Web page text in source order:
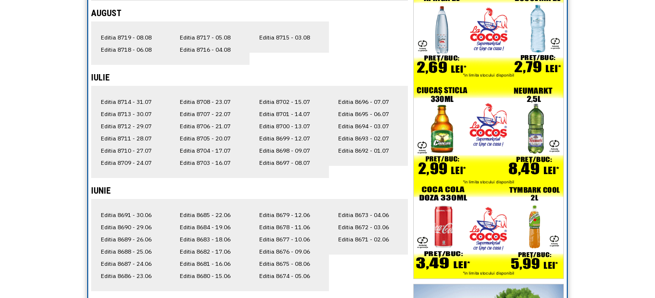
AUGUST
Editia 8719 - 08.08
Editia 8718 - 06.08
Editia 8717 - 05.08
Editia 8716 - 04.08
Editia 8715 - 03.08
IULIE
Editia 8714 - 31.07
Editia 8713 - 30.07
Editia 8712 - 29.07
Editia 8711 - 28.07
Editia 8710 - 27.07
Editia 8709 - 24.07
Editia 8708 - 23.07
Editia 8707 - 22.07
Editia 8706 - 21.07
Editia 8705 - 20.07
Editia 8704 - 17.07
Editia 8703 - 16.07
Editia 8702 - 15.07
Editia 8701 - 14.07
Editia 8700 - 13.07
Editia 8699 - 12.07
Editia 8698 - 09.07
Editia 8697 - 08.07
Editia 8696 - 07.07
Editia 8695 - 06.07
Editia 8694 - 03.07
Editia 8693 - 02.07
Editia 8692 - 01.07
IUNIE
Editia 8691 - 30.06
Editia 8690 - 29.06
Editia 8689 - 26.06
Editia 8688 - 25.06
Editia 8687 - 24.06
Editia 8686 - 23.06
Editia 8685 - 22.06
Editia 8684 - 19.06
Editia 8683 - 18.06
Editia 8682 - 17.06
Editia 8681 - 16.06
Editia 8680 - 15.06
Editia 8679 - 12.06
Editia 8678 - 11.06
Editia 8677 - 10.06
Editia 8676 - 09.06
Editia 8675 - 08.06
Editia 8674 - 05.06
Editia 8673 - 04.06
Editia 8672 - 03.06
Editia 8671 - 02.06